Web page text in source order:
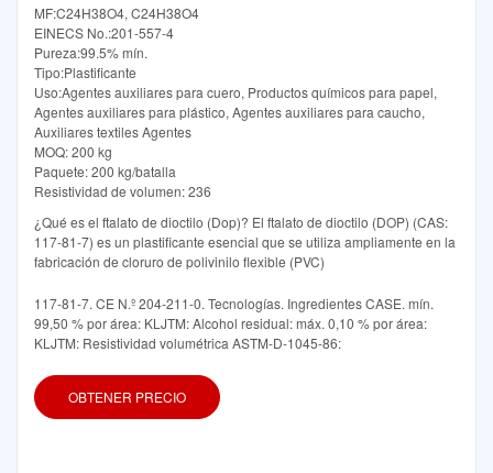
MF:C24H38O4, C24H38O4
EINECS No.:201-557-4
Pureza:99.5% mín.
Tipo:Plastificante
Uso:Agentes auxiliares para cuero, Productos químicos para papel,
Agentes auxiliares para plástico, Agentes auxiliares para caucho,
Auxiliares textiles Agentes
MOQ: 200 kg
Paquete: 200 kg/batalla
Resistividad de volumen: 236
¿Qué es el ftalato de dioctilo (Dop)? El ftalato de dioctilo (DOP) (CAS:
117-81-7) es un plastificante esencial que se utiliza ampliamente en la
fabricación de cloruro de polivinilo flexible (PVC)
117-81-7. CE N.º 204-211-0. Tecnologías. Ingredientes CASE. mín.
99,50 % por área: KLJTM: Alcohol residual: máx. 0,10 % por área:
KLJTM: Resistividad volumétrica ASTM-D-1045-86:
OBTENER PRECIO